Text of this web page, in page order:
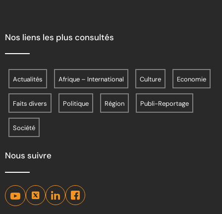
Nos liens les plus consultés
Actualités Afrique – International Culture Economie
Faits divers Politique Région Publi-Reportage
Société
Nous suivre